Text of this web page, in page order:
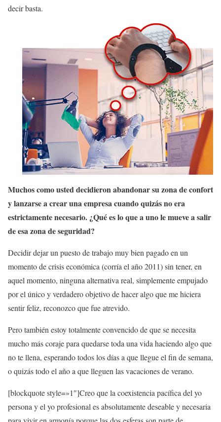
decir basta.
Muchos como usted decidieron abandonar su zona de confort
y lanzarse a crear una empresa cuando quizás no era
estrictamente necesario. ¿Qué es lo que a uno le mueve a salir
de esa zona de seguridad?
Decidir dejar un puesto de trabajo muy bien pagado en un
momento de crisis económica (corría el año 2011) sin tener, en
aquel momento, ninguna alternativa real, simplemente empujado
por el único y verdadero objetivo de hacer algo que me hiciera
sentir feliz, reconozco que fue atrevido.
Pero también estoy totalmente convencido de que se necesita
mucho más coraje para quedarse toda una vida haciendo algo que
no te llena, esperando todos los días a que llegue el fin de semana,
o quizás todo el año a que lleguen las vacaciones de verano.
[blockquote style=»1″]Creo que la coexistencia pacífica del yo
persona y el yo profesional es absolutamente deseable y necesaria